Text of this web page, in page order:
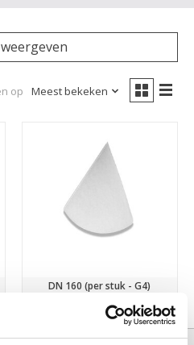
op Meest bekeken
DN 160 (per stuk - G4)
€2,95